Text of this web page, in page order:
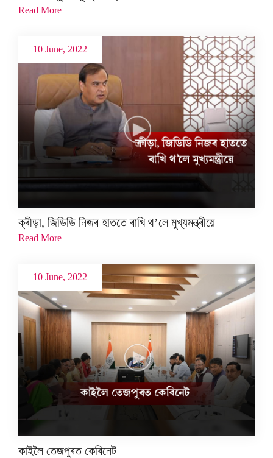
Read More
10 June, 2022
ক্ৰীড়া, জিডিডি নিজৰ হাততে ৰাখি থ’লে মুখ্যমন্ত্ৰীয়ে
Read More
10 June, 2022
কাইলৈ তেজপুৰত কেবিনেট